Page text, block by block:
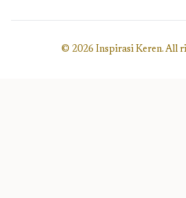
© 2026 Inspirasi Keren. All